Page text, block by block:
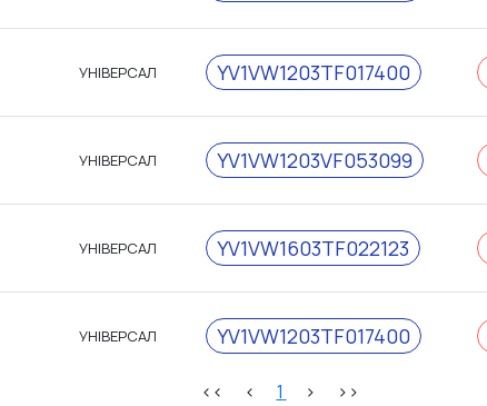
УНІВЕРСАЛ YV1VW1203TF017400
УНІВЕРСАЛ YV1VW1203VF053099
УНІВЕРСАЛ YV1VW1603TF022123
УНІВЕРСАЛ YV1VW1203TF017400
<< < 1 > >>